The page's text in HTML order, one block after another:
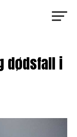
dødsfall i